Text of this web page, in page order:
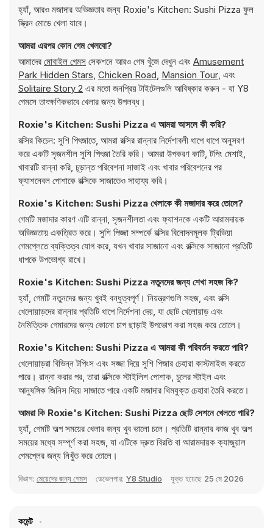
হ্যাঁ, আরও মজাদার অভিজ্ঞতার জন্য Roxie's Kitchen: Sushi Pizza ফুল
স্ক্রিন মোডে খেলা যাবে।
আমরা এরপর কোন গেম খেলবো?
আমাদের মোবাইল গেমস সেকশনে আরও গেম খুঁজে দেখুন এবং Amusement
Park Hidden Stars, Chicken Road, Mansion Tour, এবং
Solitaire Story 2 এর মতো জনপ্রিয় টাইটেলগুলি আবিষ্কার করুন - যা Y8
গেমসে তাৎক্ষণিকভাবে খেলার জন্য উপলব্ধ।
Roxie's Kitchen: Sushi Pizza এ আমরা আসলে কী করি?
রক্সির কিচেন: সুশি পিৎজাতে, আমরা রক্সির রান্নার নির্দেশাবলী ধাপে ধাপে অনুসরণ
করে একটি সৃজনশীল সুশি পিৎজা তৈরি করি। আমরা উপকরণ কাটি, টপিং মেশাই,
খাবারটি রান্না করি, চূড়ান্ত পরিবেশনা সাজাই এবং খাবার পরিবেশনের পর
ফ্যাশনেবল পোশাকে রক্সিকে সাজাতেও সাহায্য করি।
Roxie's Kitchen: Sushi Pizza খেলাকে কী মজাদার করে তোলে?
গেমটি মজাদার কারণ এটি রান্না, সৃজনশীলতা এবং ফ্যাশনকে একটি আরামদায়ক
অভিজ্ঞতায় একত্রিত করে। সুশি পিজ্জা সম্পর্কে রক্সির বিনোদনমূলক ট্রিভিয়া
গেমপ্লেতে ব্যক্তিত্ব যোগ করে, যখন খাবার সাজানো এবং রক্সিকে সাজানো প্রতিটি
ধাপকে উপভোগ্য রাখে।
Roxie's Kitchen: Sushi Pizza নতুনদের জন্য শেখা সহজ কি?
হ্যাঁ, গেমটি নতুনদের জন্য খুবই বন্ধুত্বপূর্ণ। নিয়ন্ত্রণগুলি সহজ, এবং রক্সি
খেলোয়াড়দের রান্নার প্রতিটি ধাপে নির্দেশনা দেয়, যা ছোট খেলোয়াড় এবং
নৈমিত্তিক গেমারদের জন্য কোনো চাপ ছাড়াই উপভোগ করা সহজ করে তোলে।
Roxie's Kitchen: Sushi Pizza এ আমরা কী পরিবর্তন করতে পারি?
খেলোয়াড়রা বিভিন্ন টপিংস এবং সজ্জা দিয়ে সুশি পিজার চেহারা কাস্টমাইজ করতে
পারে। রান্না করার পর, তারা রক্সিকে স্টাইলিশ পোশাক, চুলের স্টাইল এবং
আনুষঙ্গিক জিনিস দিয়ে সাজাতে পারে একটি মজাদার থিমযুক্ত চেহারা তৈরি করতে।
আমরা কি Roxie's Kitchen: Sushi Pizza ছোট সেশনে খেলতে পারি?
হ্যাঁ, গেমটি অল্প সময়ের খেলার জন্য খুব ভালো চলে। প্রতিটি রান্নার কাজ খুব অল্প
সময়ের মধ্যে সম্পূর্ণ করা সহজ, যা এটিকে দ্রুত বিরতি বা আরামদায়ক ক্যাজুয়াল
গেমপ্লের জন্য নিখুঁত করে তোলে।
বিভাগ: মেয়েদের জন্য গেমস ডেভেলপার: Y8 Studio যুক্ত হয়েছে 25 মে 2026
কমেন্ট